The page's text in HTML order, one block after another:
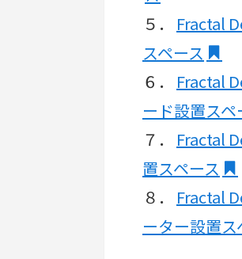
５．
Fractal
スペース
６．
Fractal
ード設置スペ
７．
Fractal
置スペース
８．
Fractal
ーター設置ス